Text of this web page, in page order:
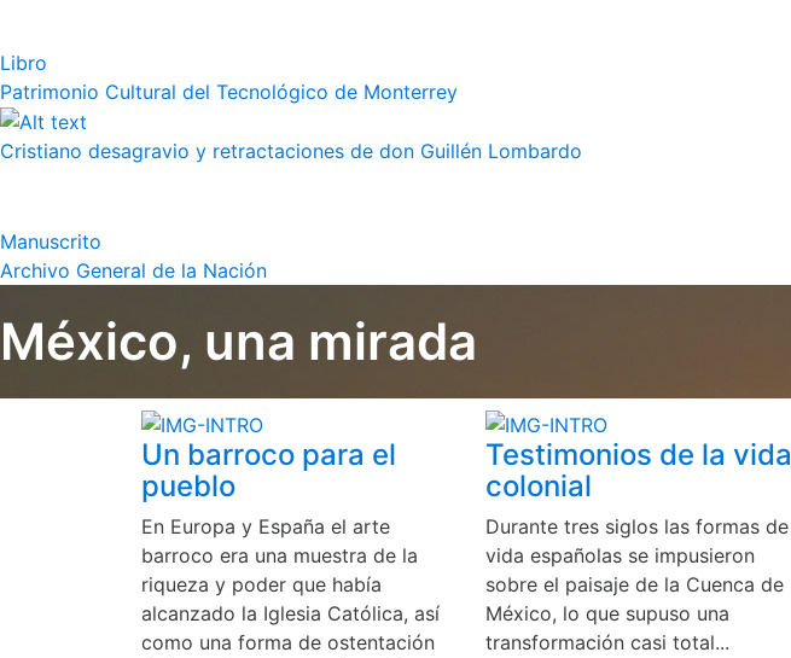
Libro
Patrimonio Cultural del Tecnológico de Monterrey
Cristiano desagravio y retractaciones de don Guillén Lombardo
Manuscrito
Archivo General de la Nación
México, una mirada
Un barroco para el
pueblo
En Europa y España el arte
barroco era una muestra de la
riqueza y poder que había
alcanzado la Iglesia Católica, así
como una forma de ostentación
Testimonios de la vida
colonial
Durante tres siglos las formas de
vida españolas se impusieron
sobre el paisaje de la Cuenca de
México, lo que supuso una
transformación casi total...